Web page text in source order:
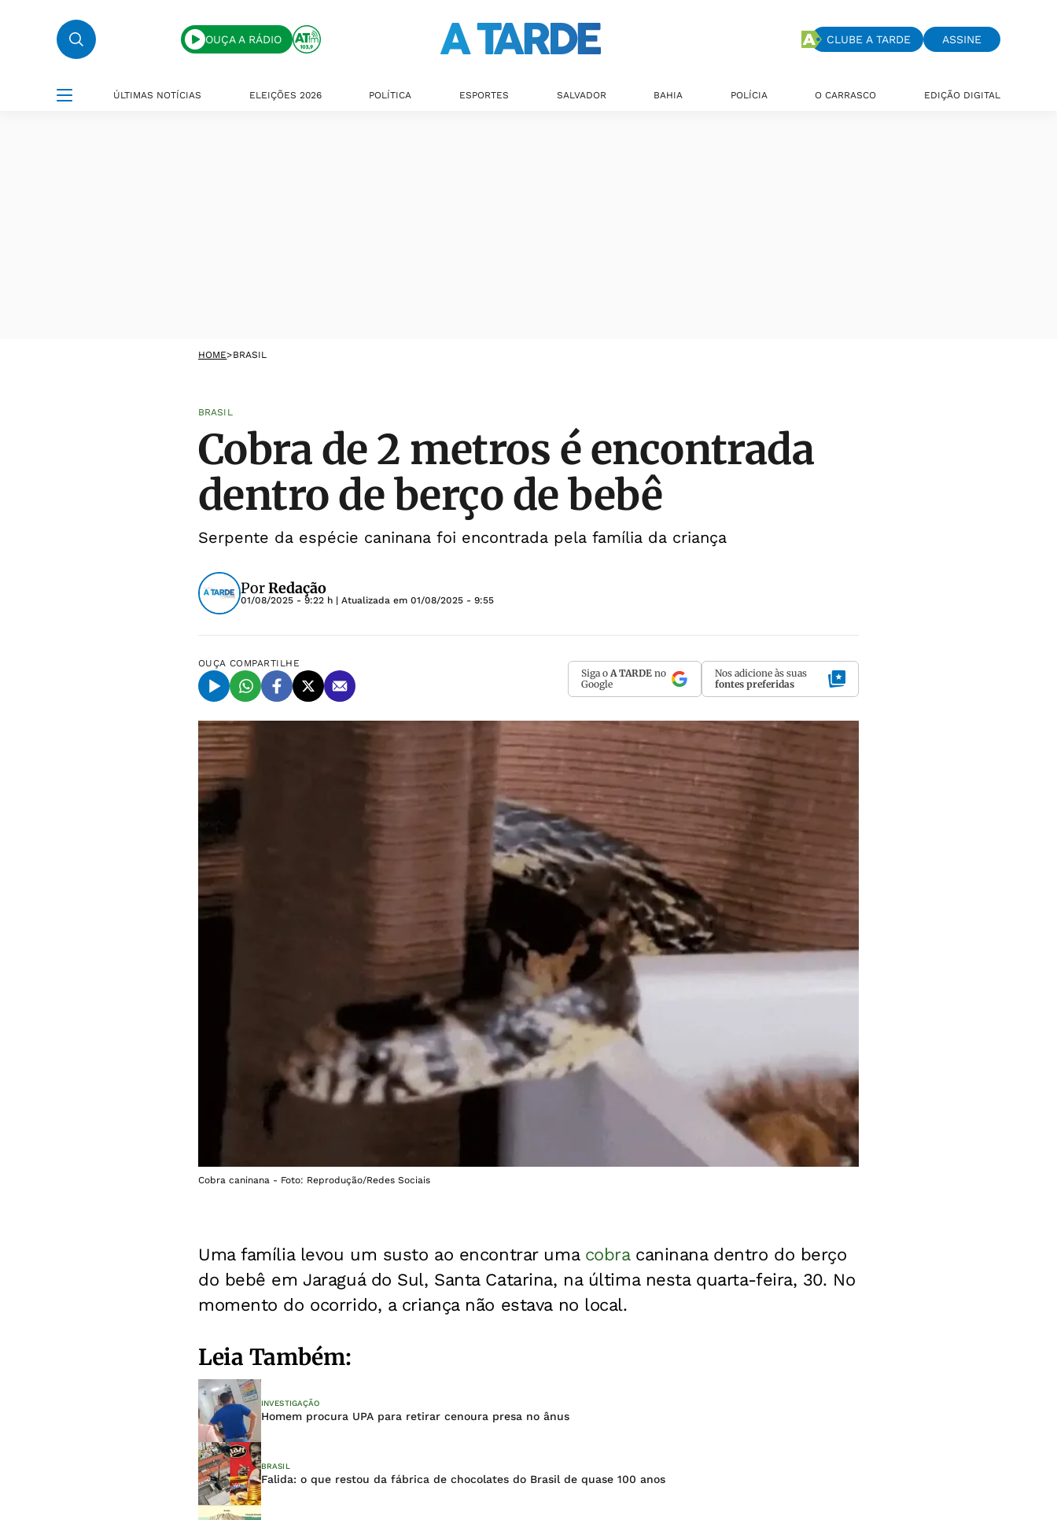
OUÇA A RÁDIO CLUBE A TARDE ASSINE
ÚLTIMAS NOTÍCIAS ELEIÇÕES 2026 POLÍTICA ESPORTES SALVADOR BAHIA POLÍCIA O CARRASCO EDIÇÃO DIGITAL
HOME>BRASIL
BRASIL
Cobra de 2 metros é encontrada
dentro de berço de bebê
Serpente da espécie caninana foi encontrada pela família da criança
PorRedação
01/08/2025 - 9:22 h | Atualizada em 01/08/2025 - 9:55
OUÇA COMPARTILHE
Siga o A TARDE no
Google
Nos adicione às suas
fontes preferidas
Cobra caninana - Foto: Reprodução/Redes Sociais
Uma família levou um susto ao encontrar umacobra caninana dentro do berço
do bebê em Jaraguá do Sul, Santa Catarina, na última nesta quarta-feira, 30. No
momento do ocorrido, a criança não estava no local.
Leia Também:
INVESTIGAÇÃO
Homem procura UPA para retirar cenoura presa no ânus
BRASIL
Falida: o que restou da fábrica de chocolates do Brasil de quase 100 anos